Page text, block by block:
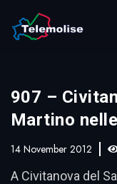
907 –
Martino
14 November 2012
A Civitanova del